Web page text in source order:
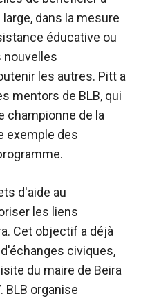
dans la mesure
éducative ou
nouvelles
les autres. Pitt a
mentors de BLB, qui
championne de la
exemple des
d'aide au
les liens
Cet objectif a déjà
civiques,
du maire de Beira
BLB organise